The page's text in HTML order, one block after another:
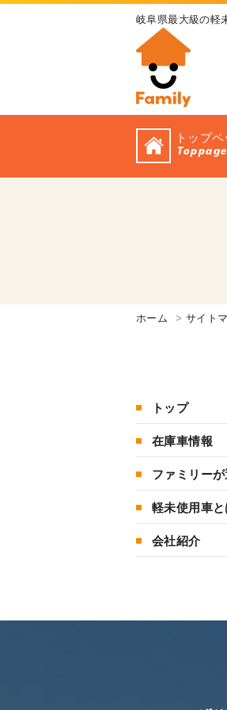
岐阜県最大級の軽
トップ
Toppage
ホーム サイト
トップ
在庫車情報
ファミリー
軽未使用車と
会社紹介